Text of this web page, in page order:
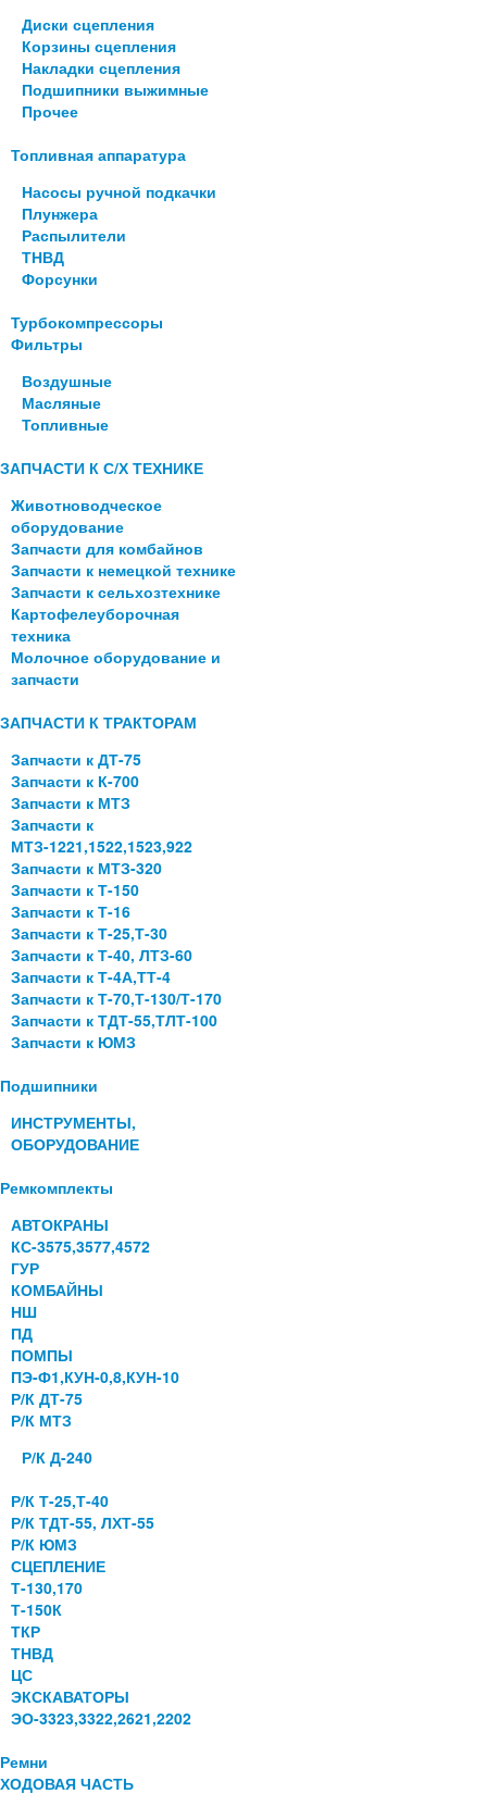
Диски сцепления
Корзины сцепления
Накладки сцепления
Подшипники выжимные
Прочее
Топливная аппаратура
Насосы ручной подкачки
Плунжера
Распылители
ТНВД
Форсунки
Турбокомпрессоры
Фильтры
Воздушные
Масляные
Топливные
ЗАПЧАСТИ К С/Х ТЕХНИКЕ
Животноводческое
оборудование
Запчасти для комбайнов
Запчасти к немецкой технике
Запчасти к сельхозтехнике
Картофелеуборочная
техника
Молочное оборудование и
запчасти
ЗАПЧАСТИ К ТРАКТОРАМ
Запчасти к ДТ-75
Запчасти к К-700
Запчасти к МТЗ
Запчасти к
МТЗ-1221,1522,1523,922
Запчасти к МТЗ-320
Запчасти к Т-150
Запчасти к Т-16
Запчасти к Т-25,Т-30
Запчасти к Т-40, ЛТЗ-60
Запчасти к Т-4А,ТТ-4
Запчасти к Т-70,Т-130/Т-170
Запчасти к ТДТ-55,ТЛТ-100
Запчасти к ЮМЗ
Подшипники
ИНСТРУМЕНТЫ,
ОБОРУДОВАНИЕ
Ремкомплекты
АВТОКРАНЫ
КС-3575,3577,4572
ГУР
КОМБАЙНЫ
НШ
ПД
ПОМПЫ
ПЭ-Ф1,КУН-0,8,КУН-10
Р/К ДТ-75
Р/К МТЗ
Р/К Д-240
Р/К Т-25,Т-40
Р/К ТДТ-55, ЛХТ-55
Р/К ЮМЗ
СЦЕПЛЕНИЕ
Т-130,170
Т-150К
ТКР
ТНВД
ЦС
ЭКСКАВАТОРЫ
ЭО-3323,3322,2621,2202
Ремни
ХОДОВАЯ ЧАСТЬ